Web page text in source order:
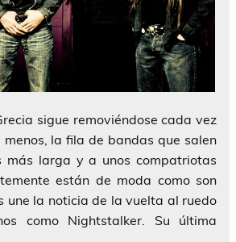
sigue removiéndose cada vez
la fila de bandas que salen
más larga y a unos compatriotas
están de moda como son
une la noticia de la vuelta al ruedo
como Nightstalker. Su última